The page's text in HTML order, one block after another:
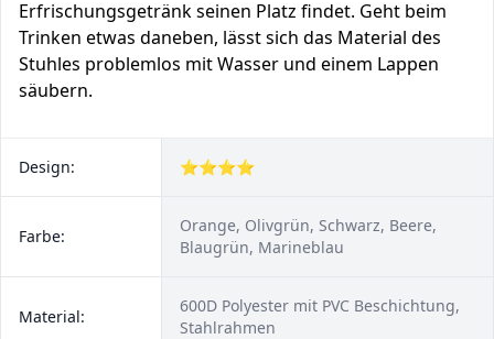
Erfrischungsgetränk seinen Platz findet. Geht beim
Trinken etwas daneben, lässt sich das Material des
Stuhles problemlos mit Wasser und einem Lappen
säubern.
Design: ⭐⭐⭐⭐
Farbe:
Orange, Olivgrün, Schwarz, Beere,
Blaugrün, Marineblau
Material:
600D Polyester mit PVC Beschichtung,
Stahlrahmen